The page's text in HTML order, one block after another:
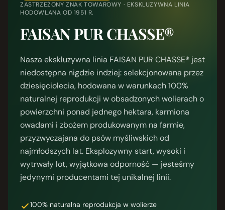
ZASTRZEŻONY ZNAK TOWAROWY · EKSKLUZYWNA LINIA
HODOWLANA OD 1951 R.
FAISAN PUR CHASSE®
Nasza ekskluzywna linia FAISAN PUR CHASSE® jest
niedostępna nigdzie indziej: selekcjonowana przez
dziesięciolecia, hodowana w warunkach 100%
naturalnej reprodukcji w obsadzonych wolierach o
powierzchni ponad jednego hektara, karmiona
owadami i zbożem produkowanym na farmie,
przyzwyczajana do psów myśliwskich od
najmłodszych lat. Eksplozywny start, wysoki i
wytrwały lot, wyjątkowa odporność — jesteśmy
jedynymi producentami tej unikalnej linii.
100% naturalna reprodukcja w wolierze